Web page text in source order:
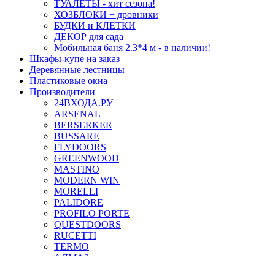
ТУАЛЕТЫ - хит сезона!
ХОЗБЛОКИ + дровники
БУДКИ и КЛЕТКИ
ДЕКОР для сада
Мобильная баня 2.3*4 м - в наличии!
Шкафы-купе на заказ
Деревянные лестницы
Пластиковые окна
Производители
24ВХОДА.РУ
ARSENAL
BERSERKER
BUSSARE
FLYDOORS
GREENWOOD
MASTINO
MODERN WIN
MORELLI
PALIDORE
PROFILO PORTE
QUESTDOORS
RUCETTI
TERMO